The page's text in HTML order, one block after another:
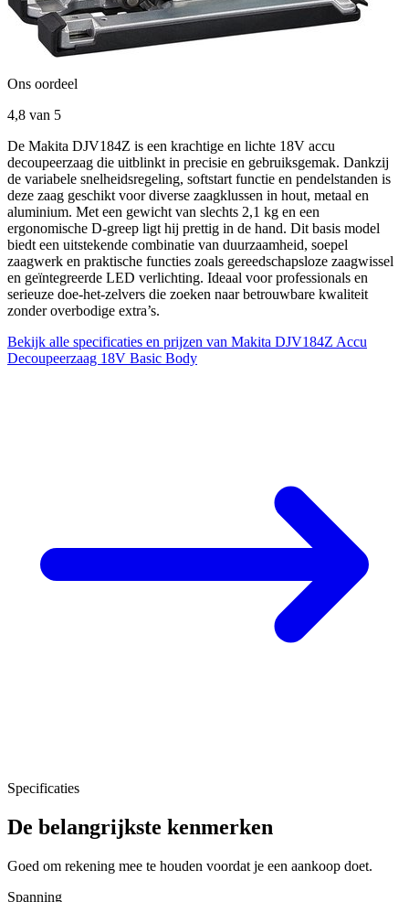
Ons oordeel
4,8 van 5
De Makita DJV184Z is een krachtige en lichte 18V accu
decoupeerzaag die uitblinkt in precisie en gebruiksgemak. Dankzij
de variabele snelheidsregeling, softstart functie en pendelstanden is
deze zaag geschikt voor diverse zaagklussen in hout, metaal en
aluminium. Met een gewicht van slechts 2,1 kg en een
ergonomische D-greep ligt hij prettig in de hand. Dit basis model
biedt een uitstekende combinatie van duurzaamheid, soepel
zaagwerk en praktische functies zoals gereedschapsloze zaagwissel
en geïntegreerde LED verlichting. Ideaal voor professionals en
serieuze doe-het-zelvers die zoeken naar betrouwbare kwaliteit
zonder overbodige extra’s.
Bekijk alle specificaties en prijzen van Makita DJV184Z Accu
Decoupeerzaag 18V Basic Body
Specificaties
De belangrijkste kenmerken
Goed om rekening mee te houden voordat je een aankoop doet.
Spanning